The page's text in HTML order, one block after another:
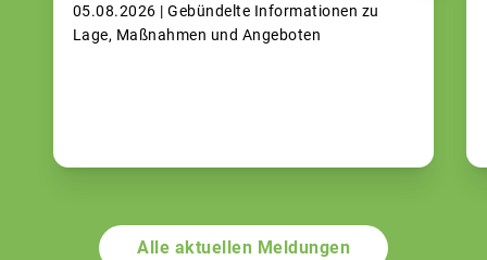
05.08.2026 | Gebündelte Informationen zu
Lage, Maßnahmen und Angeboten
Alle aktuellen Meldungen